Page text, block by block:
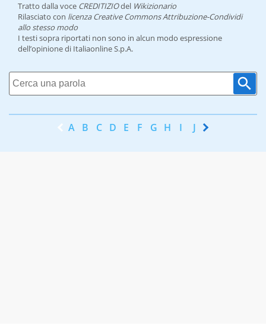
Tratto dalla voce CREDITIZIOdel Wikizionario
Rilasciato con licenza Creative Commons Attribuzione-Condividi
allo stesso modo
I testi sopra riportati non sono in alcun modo espressione
dell’opinione di Italiaonline S.p.A.
A B C D E F G H I J K